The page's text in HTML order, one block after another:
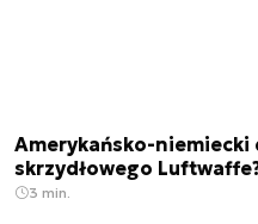
Amerykańsko-niemiecki
skrzydłowego
3 min.